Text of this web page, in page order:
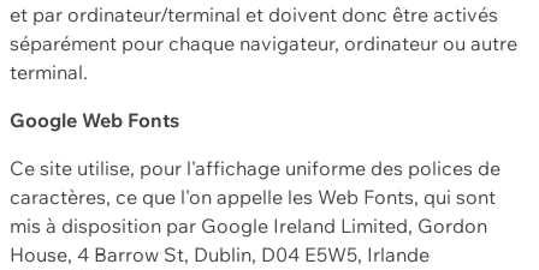
et par ordinateur/terminal et doivent donc être activés
séparément pour chaque navigateur, ordinateur ou autre
terminal.
Google Web Fonts
Ce site utilise, pour l'affichage uniforme des polices de
caractères, ce que l'on appelle les Web Fonts, qui sont
mis à disposition par Google Ireland Limited, Gordon
House, 4 Barrow St, Dublin, D04 E5W5, Irlande